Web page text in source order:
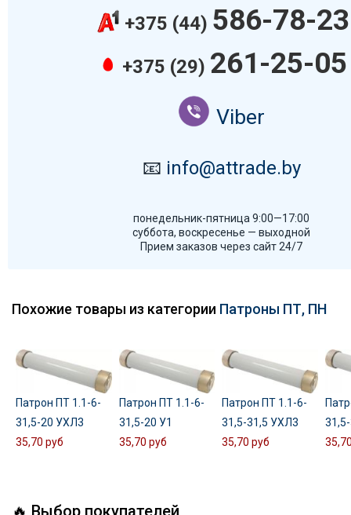
+375 (44) 586-78-23
+375 (29) 261-25-05
Viber
📧 info@attrade.by
понедельник-пятница 9:00—17:00
суббота, воскресенье — выходной
Прием заказов через сайт 24/7
Похожие товары из категории Патроны ПТ, ПН
Патрон ПТ 1.1-6-
31,5-20 УХЛ3
35,70 руб
Патрон ПТ 1.1-6-
31,5-20 У1
35,70 руб
Патрон ПТ 1.1-6-
31,5-31,5 УХЛ3
35,70 руб